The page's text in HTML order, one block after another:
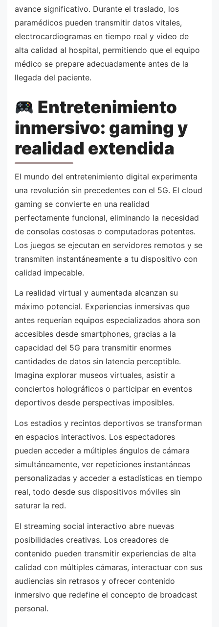
avance significativo. Durante el traslado, los
paramédicos pueden transmitir datos vitales,
electrocardiogramas en tiempo real y video de
alta calidad al hospital, permitiendo que el equipo
médico se prepare adecuadamente antes de la
llegada del paciente.
Entretenimiento
inmersivo: gaming y
realidad extendida
El mundo del entretenimiento digital experimenta
una revolución sin precedentes con el 5G. El cloud
gaming se convierte en una realidad
perfectamente funcional, eliminando la necesidad
de consolas costosas o computadoras potentes.
Los juegos se ejecutan en servidores remotos y se
transmiten instantáneamente a tu dispositivo con
calidad impecable.
La realidad virtual y aumentada alcanzan su
máximo potencial. Experiencias inmersivas que
antes requerían equipos especializados ahora son
accesibles desde smartphones, gracias a la
capacidad del 5G para transmitir enormes
cantidades de datos sin latencia perceptible.
Imagina explorar museos virtuales, asistir a
conciertos holográficos o participar en eventos
deportivos desde perspectivas imposibles.
Los estadios y recintos deportivos se transforman
en espacios interactivos. Los espectadores
pueden acceder a múltiples ángulos de cámara
simultáneamente, ver repeticiones instantáneas
personalizadas y acceder a estadísticas en tiempo
real, todo desde sus dispositivos móviles sin
saturar la red.
El streaming social interactivo abre nuevas
posibilidades creativas. Los creadores de
contenido pueden transmitir experiencias de alta
calidad con múltiples cámaras, interactuar con sus
audiencias sin retrasos y ofrecer contenido
inmersivo que redefine el concepto de broadcast
personal.